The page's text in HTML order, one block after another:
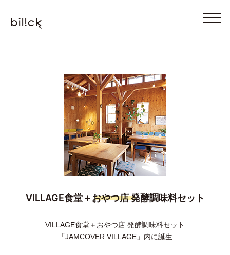
VILLAGE食堂＋おやつ店 発酵調味料セット
VILLAGE食堂＋おやつ店 発酵調味料セット
「JAMCOVER VILLAGE」内に誕生